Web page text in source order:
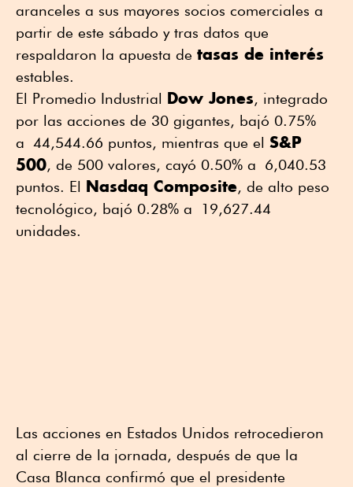
aranceles a sus mayores socios comerciales a
partir de este sábado y tras datos que
respaldaron la apuesta de tasas de interés
estables.
El Promedio Industrial Dow Jones, integrado
por las acciones de 30 gigantes, bajó 0.75%
a 44,544.66 puntos, mientras que el S&P
500, de 500 valores, cayó 0.50% a 6,040.53
puntos. El Nasdaq Composite, de alto peso
tecnológico, bajó 0.28% a 19,627.44
unidades.
Las acciones en Estados Unidos retrocedieron
al cierre de la jornada, después de que la
Casa Blanca confirmó que el presidente